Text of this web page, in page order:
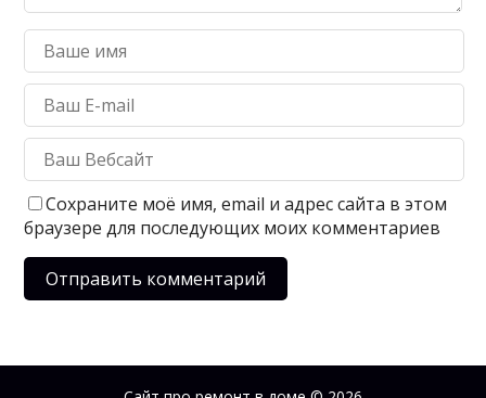
Сохраните моё имя, email и адрес сайта в этом
браузере для последующих моих комментариев